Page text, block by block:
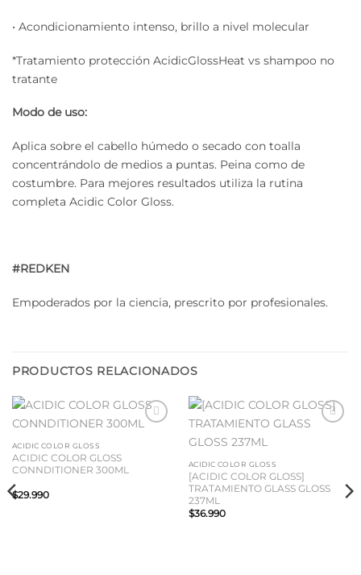
• Acondicionamiento intenso, brillo a nivel molecular
*Tratamiento protección AcidicGlossHeat vs shampoo no
tratante
Modo de uso:
Aplica sobre el cabello húmedo o secado con toalla
concentrándolo de medios a puntas. Peina como de
costumbre. Para mejores resultados utiliza la rutina
completa Acidic Color Gloss.
#REDKEN
Empoderados por la ciencia, prescrito por profesionales.
PRODUCTOS RELACIONADOS
ACIDIC COLOR GLOSS
ACIDIC COLOR GLOSS
CONNDITIONER 300ML
$29.990
ACIDIC COLOR GLOSS
[ACIDIC COLOR GLOSS]
TRATAMIENTO GLASS GLOSS
237ML
$36.990